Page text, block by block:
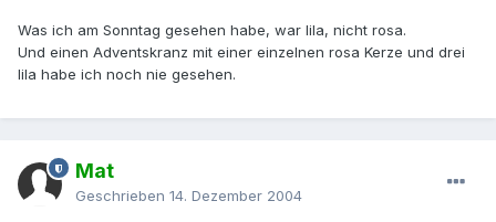
Was ich am Sonntag gesehen habe, war lila, nicht rosa.
Und einen Adventskranz mit einer einzelnen rosa Kerze und drei
lila habe ich noch nie gesehen.
Mat
Geschrieben 14. Dezember 2004